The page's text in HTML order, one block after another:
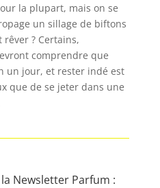
la plupart, mais on se
un sillage de biftons
? Certains,
comprendre que
un jour, et rester indé est
que de se jeter dans une
Newsletter Parfum :